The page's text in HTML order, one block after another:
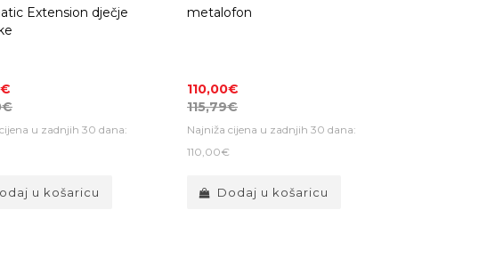
Extension dječje
u zadnjih 30 dana:
u košaricu
metalofon
110,00€
115,79€
Najniža cijena u zadnjih 30 dana:
110,00€
Dodaj u košaricu